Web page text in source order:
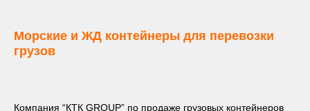
Морские и ЖД контейнеры для перевозки
грузов
Компания “КТК GROUP” по продаже грузовых контейнеров